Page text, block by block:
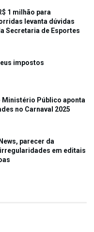
1 milhão para
levanta dúvidas
Secretaria de Esportes
impostos
Ministério Público aponta
no Carnaval 2025
parecer da
em editais